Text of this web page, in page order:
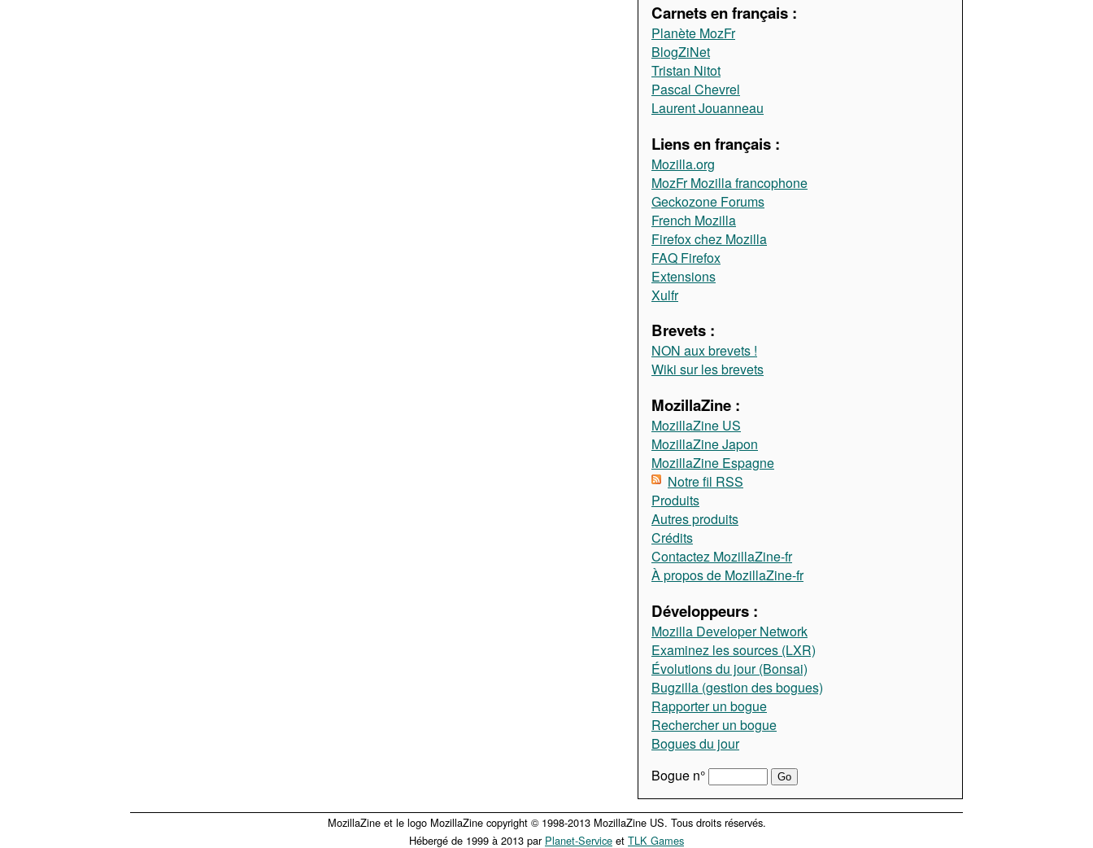
Carnets en français :
Planète MozFr
BlogZiNet
Tristan Nitot
Pascal Chevrel
Laurent Jouanneau
Liens en français :
Mozilla.org
MozFr Mozilla francophone
Geckozone Forums
French Mozilla
Firefox chez Mozilla
FAQ Firefox
Extensions
Xulfr
Brevets :
NON aux brevets !
Wiki sur les brevets
MozillaZine :
MozillaZine US
MozillaZine Japon
MozillaZine Espagne
Notre fil RSS
Produits
Autres produits
Crédits
Contactez MozillaZine-fr
À propos de MozillaZine-fr
Développeurs :
Mozilla Developer Network
Examinez les sources (LXR)
Évolutions du jour (Bonsai)
Bugzilla (gestion des bogues)
Rapporter un bogue
Rechercher un bogue
Bogues du jour
Bogue n°
MozillaZine et le logo MozillaZine copyright © 1998-2013 MozillaZine US. Tous droits réservés.
Hébergé de 1999 à 2013 par Planet-Service et TLK Games